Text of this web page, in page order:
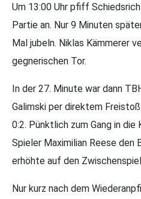
Um 13:00 Uhr pfiff
Partie an. Nur 9 Minuten
Mal jubeln. Niklas Kämmerer
gegnerischen Tor.
In der 27. Minute war dann
Galimski per direktem
0:2. Pünktlich zum Gang in
Spieler Maximilian Reese den
erhöhte auf den
Nur kurz nach dem